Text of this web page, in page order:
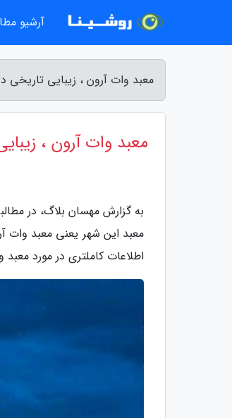
معبد وات آرون ، زیبایی
معبد وات آرون ،
به گزارش مهسان بلاگ، در
معبد این شهر یعنی معبد وات
اطلاعات کاملتری در مورد معبد
آرشیو